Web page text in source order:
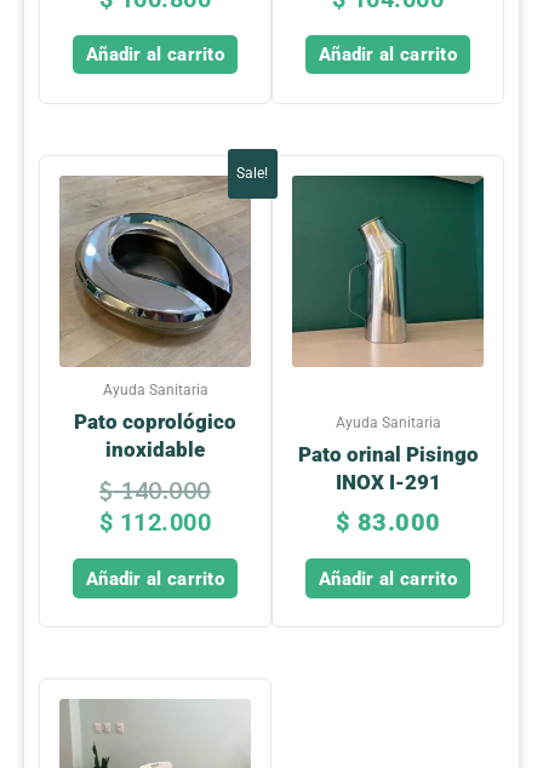
Añadir al carrito Añadir al carrito
Sale!
Ayuda Sanitaria
Pato coprológico
inoxidable
$140.000
Original
price
was:
$ 140.000.
$ 112.000
Current
price
is:
$ 112.000.
Añadir al carrito
Ayuda Sanitaria
Pato orinal Pisingo
INOX I-291
$ 83.000
Añadir al carrito